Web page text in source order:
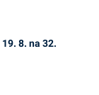
8. na 32.